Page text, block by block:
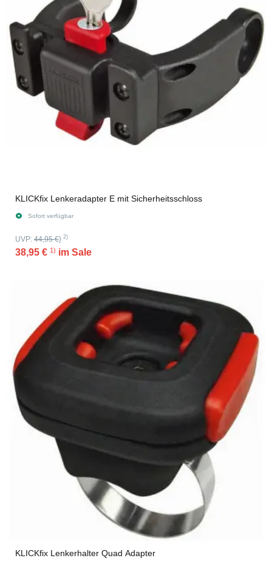
KLICKfix Lenkeradapter E mit Sicherheitsschloss
Sofort verfügbar
UVP: 44,95 €} 2)
38,95 € 1) im Sale
KLICKfix Lenkerhalter Quad Adapter